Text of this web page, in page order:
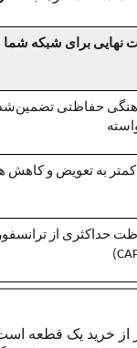
نهایی برای شبکه شما
حفاظتی
کمتر به تعویض و کاهش
حداکثری از
از خرید یک قطعه